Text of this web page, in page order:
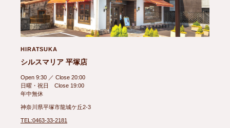
HIRATSUKA
シルスマリア 平塚店
Open 9:30 ／ Close 20:00
日曜・祝日 Close 19:00
年中無休
神奈川県平塚市龍城ケ丘2-3
TEL:0463-33-2181